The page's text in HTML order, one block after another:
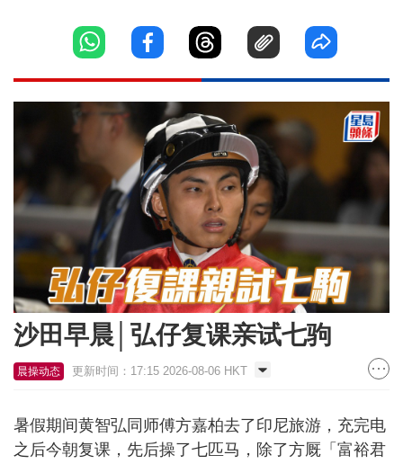
沙田早晨│弘仔复课亲试七驹
晨操动态 更新时间：17:15 2026-08-06 HKT
暑假期间黄智弘同师傅方嘉柏去了印尼旅游，充完电
之后今朝复课，先后操了七匹马，除了方厩「富裕君